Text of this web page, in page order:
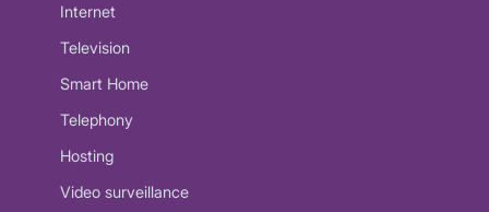
Internet
Television
Smart Home
Telephony
Hosting
Video surveillance